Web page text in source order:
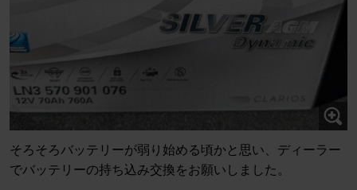
そろそろバッテリーが弱り始める頃かと思い、ディーラー
でバッテリーの持ち込み交換をお願いしました。